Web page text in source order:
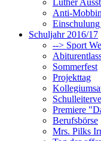
Luther
Anti-
Schuljahr 2016/17
--> Sport
Sommerfest
Projekttag
Premiere
Berufsbörse
Mrs. Pilks